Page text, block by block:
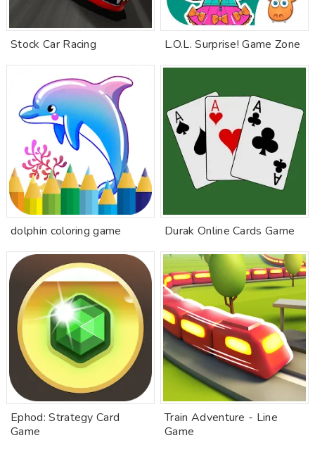
Stock Car Racing L.O.L. Surprise! Game Zone
dolphin coloring game Durak Online Cards Game
Ephod: Strategy Card
Game
Train Adventure - Line
Game